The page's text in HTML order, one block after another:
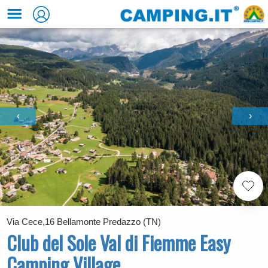
‹ ›
Via Cece,16 Bellamonte Predazzo (TN)
Club del Sole Val di Fiemme Easy